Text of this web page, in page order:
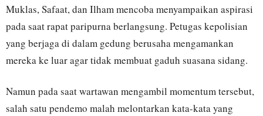
Muklas, Safaat, dan Ilham mencoba menyampaikan aspirasi
pada saat rapat paripurna berlangsung. Petugas kepolisian
yang berjaga di dalam gedung berusaha mengamankan
mereka ke luar agar tidak membuat gaduh suasana sidang.
Namun pada saat wartawan mengambil momentum tersebut,
salah satu pendemo malah melontarkan kata-kata yang